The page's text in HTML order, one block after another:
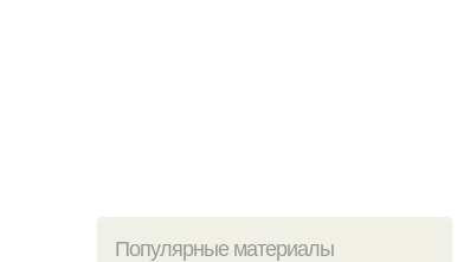
Популярные материалы